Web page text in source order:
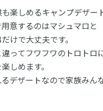
楽しめるキャンプデザー
意するのはマシュマロと
けで大丈夫です。
ってフワフワのトロトロ
しめます。
デザートなので家族みん